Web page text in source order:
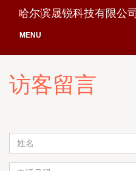
哈尔滨晟锐科技有限公司
MENU
访客留言